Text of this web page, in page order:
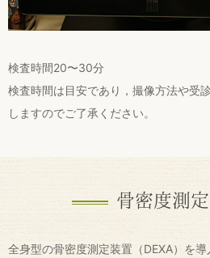
検査時間20〜30分
検査時間は目安であり，撮像方法や受
しますのでご了承ください。
骨密度測
全身型の骨密度測定装置（DEXA）を